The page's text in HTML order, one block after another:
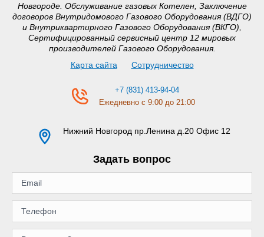
Новгороде. Обслуживание газовых Котелен, Заключение
договоров Внутридомового Газового Оборудования (ВДГО)
и Внутриквартирного Газового Оборудования (ВКГО),
Сертифицированный сервисный центр 12 мировых
производителей Газового Оборудования.
Карта сайта
Сотрудничество
+7 (831) 413-94-04
Ежедневно с 9:00 до 21:00
Нижний Новгород пр.Ленина д.20 Офис 12
Задать вопрос